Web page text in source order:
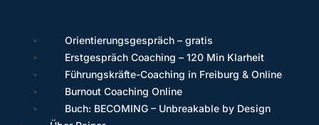
Orientierungsgespräch – gratis
Erstgespräch Coaching – 120 Min Klarheit
Führungskräfte-Coaching in Freiburg & Online
Burnout Coaching Online
Buch: BECOMING – Unbreakable by Design